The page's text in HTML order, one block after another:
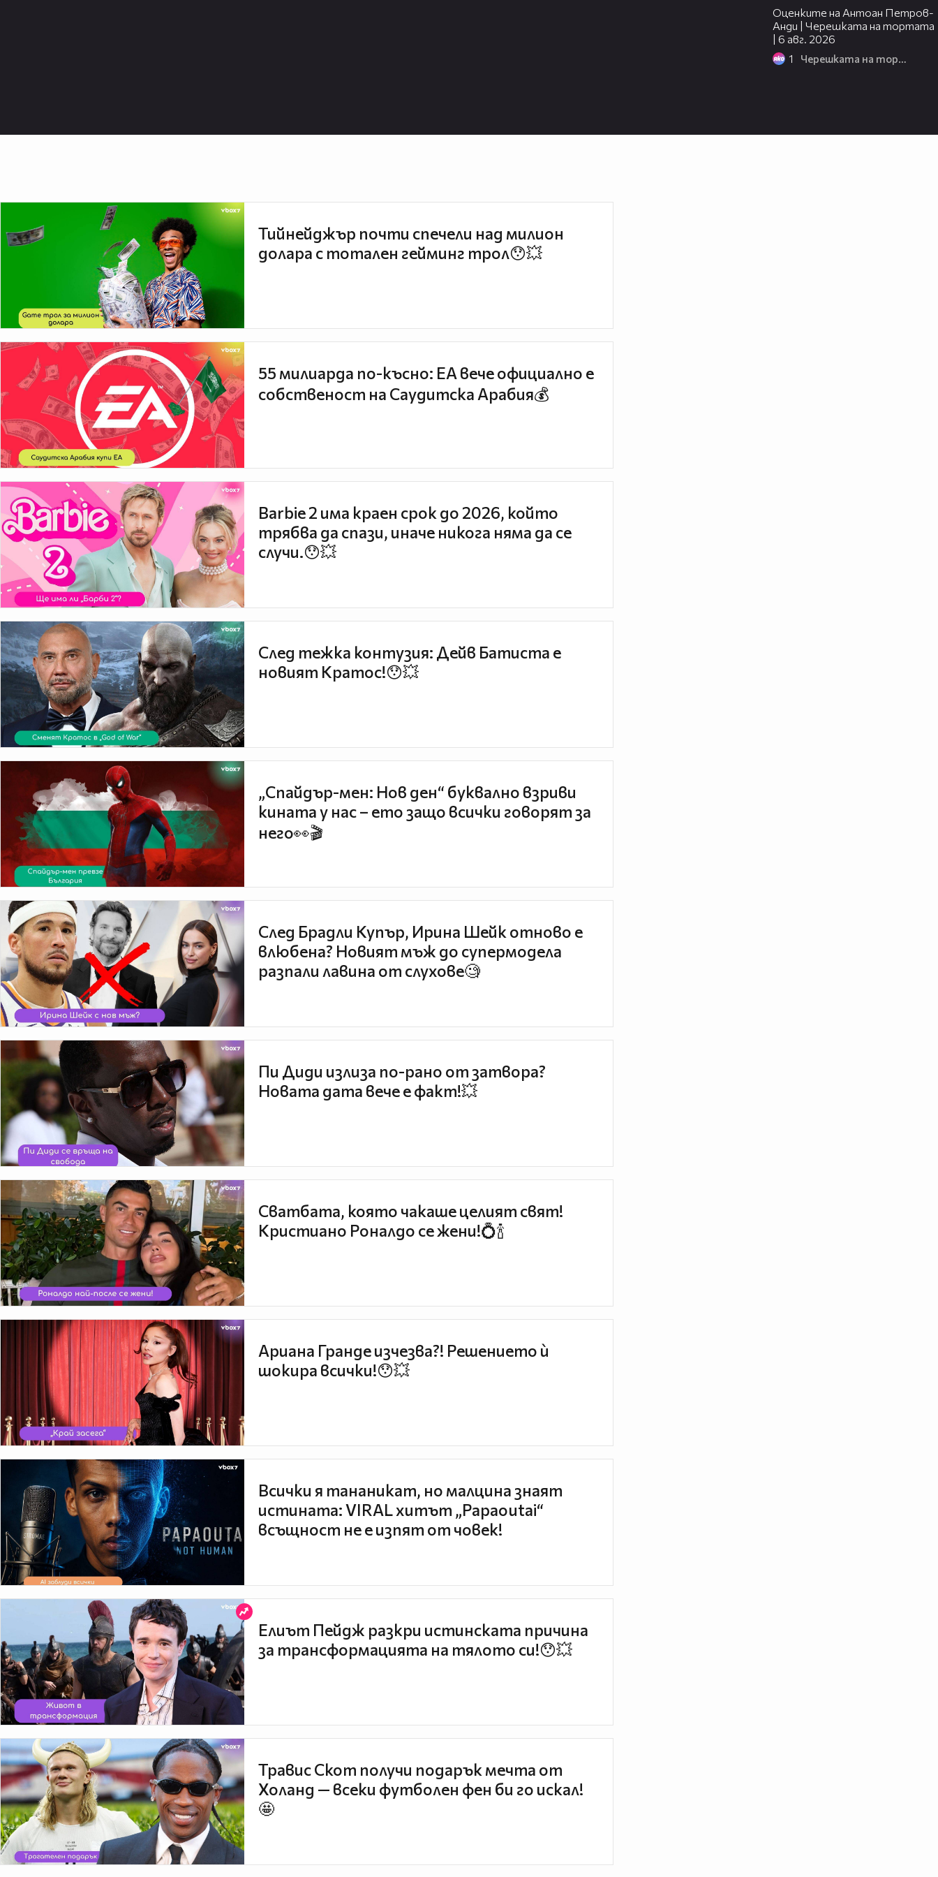
Оценките на Антоан Петров-
Анди | Черешката на тортата
| 6 авг. 2026
1 Черешката на тортата
Тийнейджър почти спечели над милион
долара с тотален гейминг трол😯💥
55 милиарда по-късно: EA вече официално е
собственост на Саудитска Арабия💰
Barbie 2 има краен срок до 2026, който
трябва да спази, иначе никога няма да се
случи.😯💥
След тежка контузия: Дейв Батиста е
новият Кратос!😯💥
„Спайдър-мен: Нов ден“ буквално взриви
кината у нас – ето защо всички говорят за
него👀🎬
След Брадли Купър, Ирина Шейк отново е
влюбена? Новият мъж до супермодела
разпали лавина от слухове🧐
Пи Диди излиза по-рано от затвора?
Новата дата вече е факт!💥
Сватбата, която чакаше целият свят!
Кристиано Роналдо се жени!💍🍾
Ариана Гранде изчезва?! Решението ѝ
шокира всички!😯💥
Всички я тананикат, но малцина знаят
истината: VIRAL хитът „Papaoutai“
всъщност не е изпят от човек!
Елиът Пейдж разкри истинската причина
за трансформацията на тялото си!😯💥
Травис Скот получи подарък мечта от
Холанд — всеки футболен фен би го искал!
🤩